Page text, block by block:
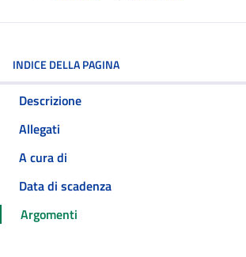
INDICE DELLA PAGINA
Descrizione
Allegati
A cura di
Data di scadenza
Argomenti